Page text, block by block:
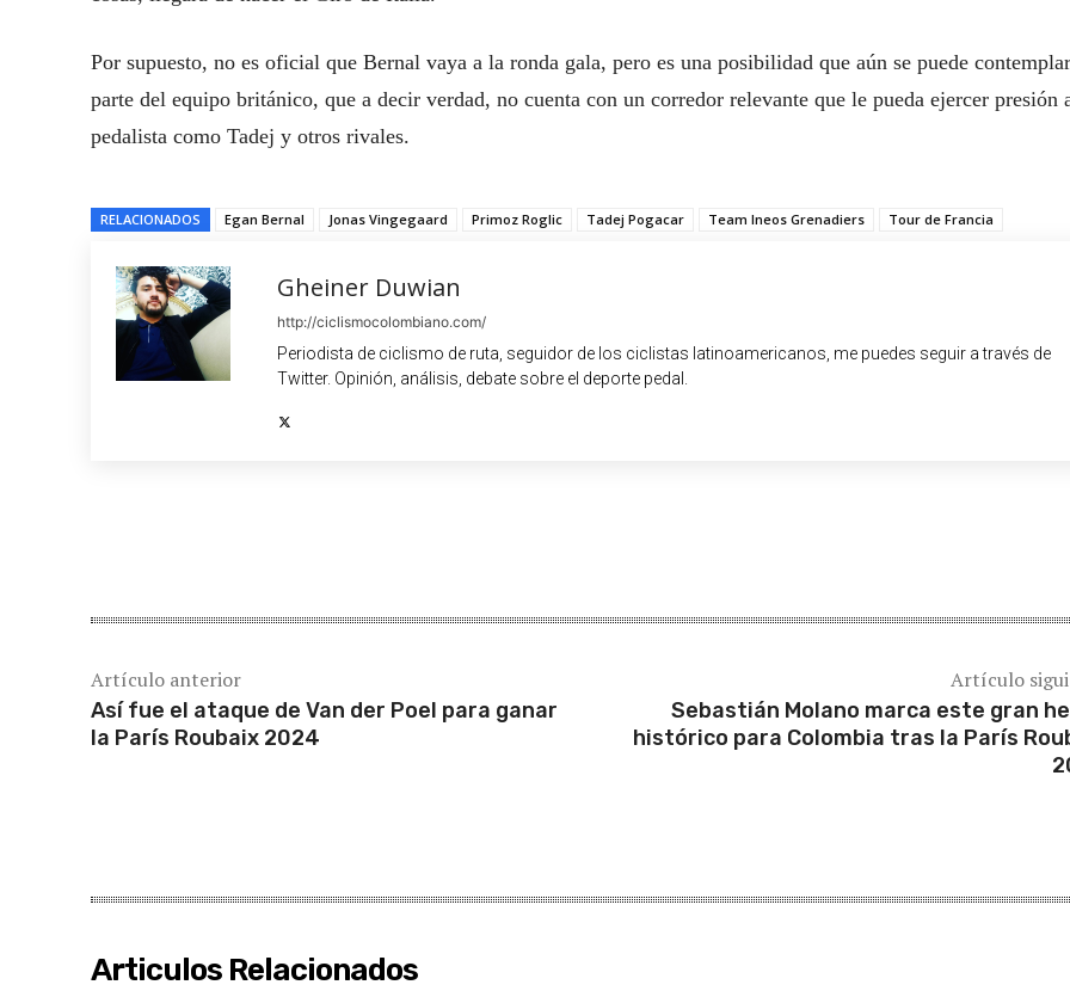
Por supuesto, no es oficial que Bernal vaya a la ronda gala, pero es una posibilidad que aún se puede
parte del equipo británico, que a decir verdad, no cuenta con un corredor relevante que le pueda ejercer presión
pedalista como Tadej y otros rivales.
RELACIONADOS Egan Bernal Jonas Vingegaard Primoz Roglic Tadej Pogacar Team Ineos Grenadiers Tour de Francia
Gheiner Duwian
http://ciclismocolombiano.com/
Periodista de ciclismo de ruta, seguidor de los ciclistas latinoamericanos, me puedes seguir a través de
Twitter. Opinión, análisis, debate sobre el deporte pedal.
Artículo anterior
Así fue el ataque de Van der Poel para ganar
la París Roubaix 2024
Artículo
Sebastián Molano marca este gran
histórico para Colombia tras la París
Articulos Relacionados